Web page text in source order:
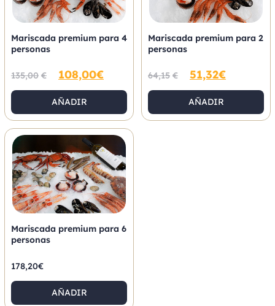
Mariscada premium para 4
personas
135,00 € 108,00€
AÑADIR
Mariscada premium para 2
personas
64,15 € 51,32€
AÑADIR
Mariscada premium para 6
personas
178,20€
AÑADIR